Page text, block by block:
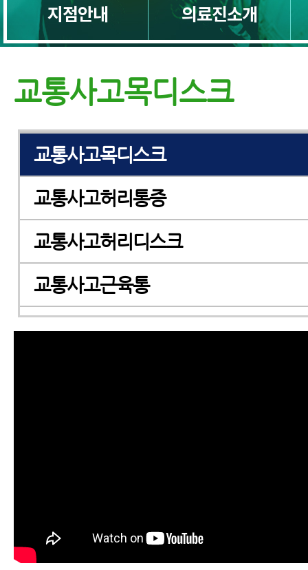
지점안내 의료진소개
교통사고목디스크
교통사고디스크
교통사고일자목
교통사고목디스크
교통사고허리통증
교통사고허리디스크
교통사고근육통
교통사고다리저림
교통사고병원비(교통사고치료비)